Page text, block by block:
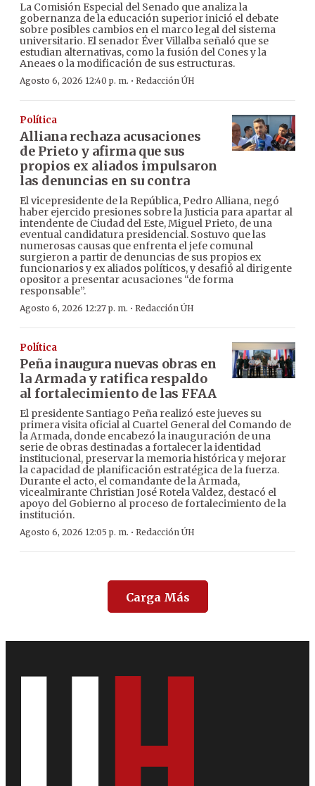
La Comisión Especial del Senado que analiza la
gobernanza de la educación superior inició el debate
sobre posibles cambios en el marco legal del sistema
universitario. El senador Éver Villalba señaló que se
estudian alternativas, como la fusión del Cones y la
Aneaes o la modificación de sus estructuras.
Agosto 6, 2026 12:40 p. m. · Redacción ÚH
Política
Alliana rechaza acusaciones
de Prieto y afirma que sus
propios ex aliados impulsaron
las denuncias en su contra
El vicepresidente de la República, Pedro Alliana, negó
haber ejercido presiones sobre la Justicia para apartar al
intendente de Ciudad del Este, Miguel Prieto, de una
eventual candidatura presidencial. Sostuvo que las
numerosas causas que enfrenta el jefe comunal
surgieron a partir de denuncias de sus propios ex
funcionarios y ex aliados políticos, y desafió al dirigente
opositor a presentar acusaciones “de forma
responsable”.
Agosto 6, 2026 12:27 p. m. · Redacción ÚH
Política
Peña inaugura nuevas obras en
la Armada y ratifica respaldo
al fortalecimiento de las FFAA
El presidente Santiago Peña realizó este jueves su
primera visita oficial al Cuartel General del Comando de
la Armada, donde encabezó la inauguración de una
serie de obras destinadas a fortalecer la identidad
institucional, preservar la memoria histórica y mejorar
la capacidad de planificación estratégica de la fuerza.
Durante el acto, el comandante de la Armada,
vicealmirante Christian José Rotela Valdez, destacó el
apoyo del Gobierno al proceso de fortalecimiento de la
institución.
Agosto 6, 2026 12:05 p. m. · Redacción ÚH
Carga Más